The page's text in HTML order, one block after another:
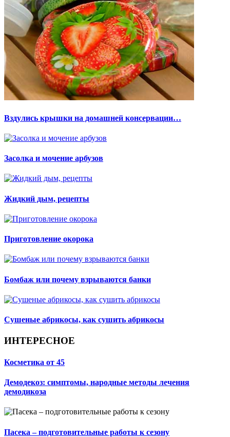
Вздулись крышки на домашней консервации…
Засолка и мочение арбузов
Жидкий дым, рецепты
Приготовление окорока
Бомбаж или почему взрываются банки
Сушеные абрикосы, как сушить абрикосы
ИНТЕРЕСНОЕ
Косметика от 45
Демодекоз: симптомы, народные методы лечения
демодикоза
Пасека – подготовительные работы к сезону